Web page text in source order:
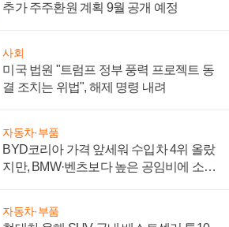
추가 주주환원 계획 9월 공개 예정
사회
미국 법원 "트럼프 정부 풍력 프로젝트 동
결 조치는 위법", 해제 명령 내려
자동차·부품
BYD코리아 가격 앞세워 수입차 4위 올랐
지만, BMW·벤츠보다 높은 공임비에 소비
자동차·부품